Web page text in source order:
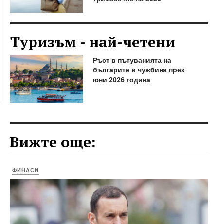
Туризъм - най-четени
Ръст в пътуванията на
българите в чужбина през
юни 2026 година
Вижте още:
ФИНАСИ